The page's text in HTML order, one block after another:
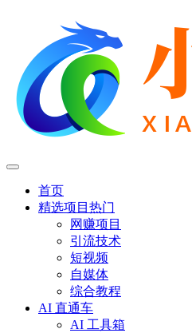
首页
精选项目 热门
网赚项目
引流技术
短视频
自媒体
综合教程
AI 直通车
AI 工具箱